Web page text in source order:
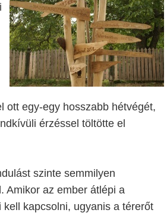
ott egy-egy hosszabb hétvégét,
érzéssel töltötte el
szinte semmilyen
Amikor az ember átlépi a
kapcsolni, ugyanis a térerőt